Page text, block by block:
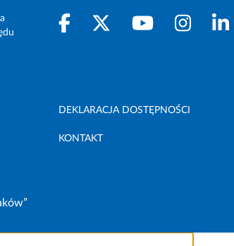
DEKLARACJA DOSTĘPNOŚCI
KONTAKT